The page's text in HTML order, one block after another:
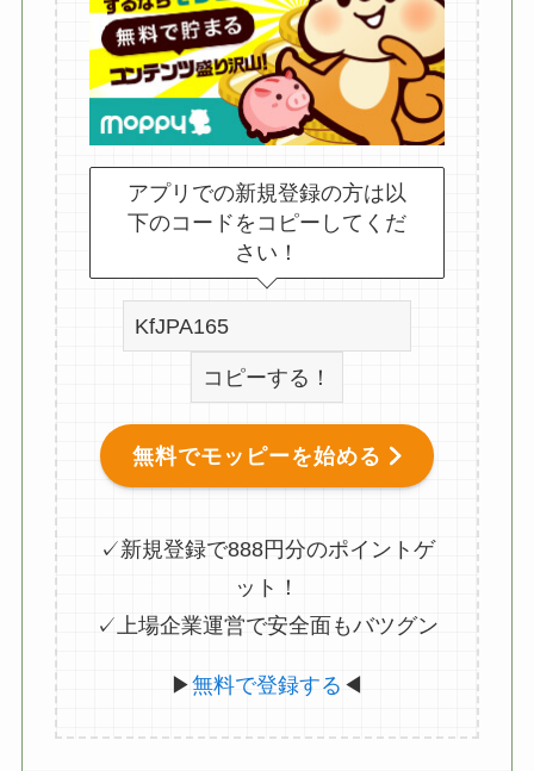
アプリでの新規登録の方は以
下のコードをコピーしてくだ
さい！
コピーする！
無料でモッピーを始める
✓新規登録で888円分のポイントゲ
ット！
✓上場企業運営で安全面もバツグン
▶無料で登録する ◀